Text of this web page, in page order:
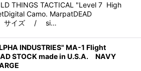
THINGS TACTICAL "Level 7 High
Camo. MarpatDEAD
サイズ / si…
INDUSTRIES" MA-1 Flight
STOCK made in U.S.A. NAVY